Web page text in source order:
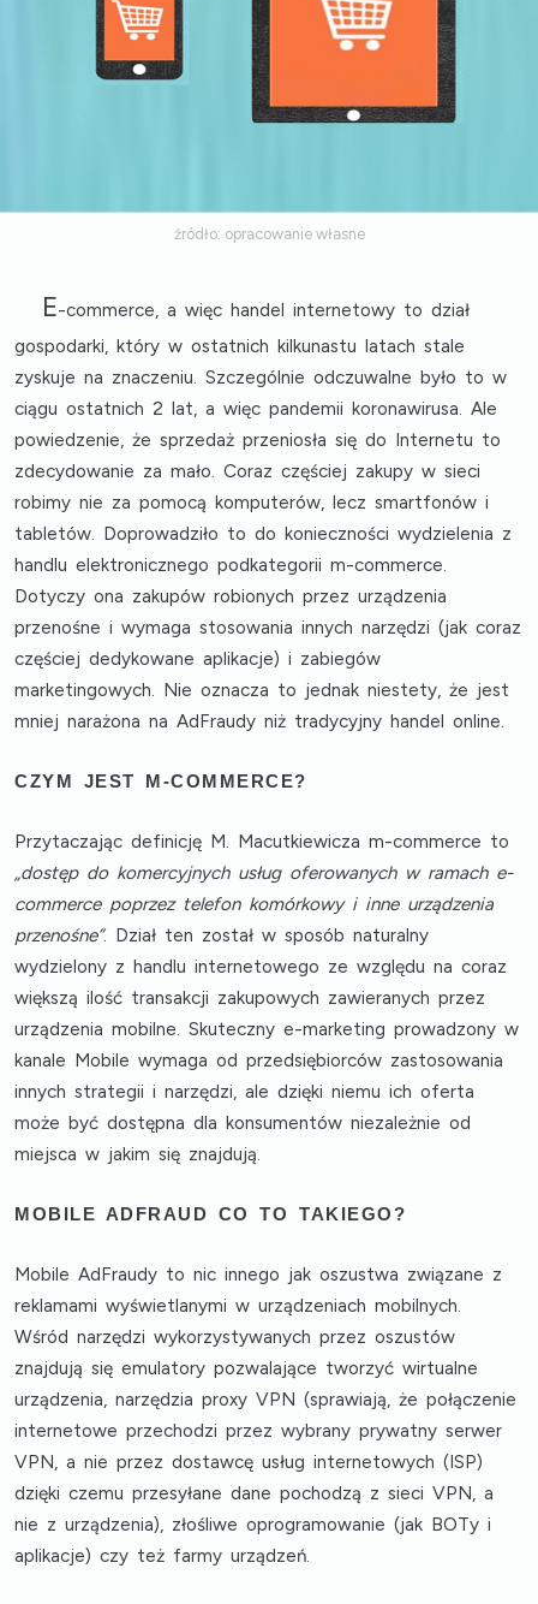
źródło: opracowanie własne
E-commerce, a więc handel internetowy to dział
gospodarki, który w ostatnich kilkunastu latach stale
zyskuje na znaczeniu. Szczególnie odczuwalne było to w
ciągu ostatnich 2 lat, a więc pandemii koronawirusa. Ale
powiedzenie, że sprzedaż przeniosła się do Internetu to
zdecydowanie za mało. Coraz częściej zakupy w sieci
robimy nie za pomocą komputerów, lecz smartfonów i
tabletów. Doprowadziło to do konieczności wydzielenia z
handlu elektronicznego podkategorii m-commerce.
Dotyczy ona zakupów robionych przez urządzenia
przenośne i wymaga stosowania innych narzędzi (jak coraz
częściej dedykowane aplikacje) i zabiegów
marketingowych. Nie oznacza to jednak niestety, że jest
mniej narażona na AdFraudy niż tradycyjny handel online.
CZYM JEST M-COMMERCE?
Przytaczając definicję M. Macutkiewicza m-commerce to
„dostęp do komercyjnych usług oferowanych w ramach e-
commerce poprzez telefon komórkowy i inne urządzenia
przenośne”. Dział ten został w sposób naturalny
wydzielony z handlu internetowego ze względu na coraz
większą ilość transakcji zakupowych zawieranych przez
urządzenia mobilne. Skuteczny e-marketing prowadzony w
kanale Mobile wymaga od przedsiębiorców zastosowania
innych strategii i narzędzi, ale dzięki niemu ich oferta
może być dostępna dla konsumentów niezależnie od
miejsca w jakim się znajdują.
MOBILE ADFRAUD CO TO TAKIEGO?
Mobile AdFraudy to nic innego jak oszustwa związane z
reklamami wyświetlanymi w urządzeniach mobilnych.
Wśród narzędzi wykorzystywanych przez oszustów
znajdują się emulatory pozwalające tworzyć wirtualne
urządzenia, narzędzia proxy VPN (sprawiają, że połączenie
internetowe przechodzi przez wybrany prywatny serwer
VPN, a nie przez dostawcę usług internetowych (ISP)
dzięki czemu przesyłane dane pochodzą z sieci VPN, a
nie z urządzenia), złośliwe oprogramowanie (jak BOTy i
aplikacje) czy też farmy urządzeń.